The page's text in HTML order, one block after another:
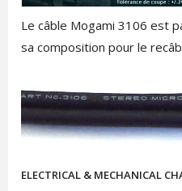
Le câble Mogami 3106 est
sa composition pour le
ELECTRICAL & MECHANICAL